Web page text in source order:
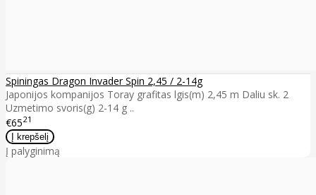
Spiningas Dragon Invader Spin 2,45 / 2-14g
Japonijos kompanijos Toray grafitas lgis(m) 2,45 m Daliu sk. 2
Uzmetimo svoris(g) 2-14 g ..
€6521
Į palyginimą